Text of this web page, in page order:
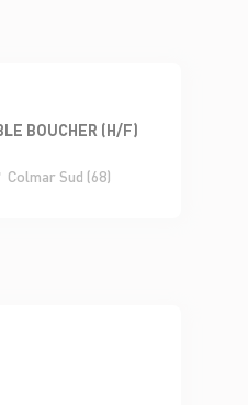
BOUCHER (H/F)
Colmar Sud (68)